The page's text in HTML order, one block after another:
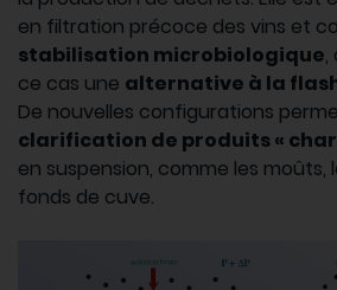
en filtration précoce des vins et
stabilisation microbiologique,
ce cas une alternative à la
De nouvelles configurations
clarification de produits «
en suspension, comme les moûts,
fonds de cuve.